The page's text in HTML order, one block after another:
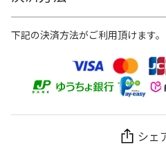
下記の決済方法がご利用頂けます。
シェ